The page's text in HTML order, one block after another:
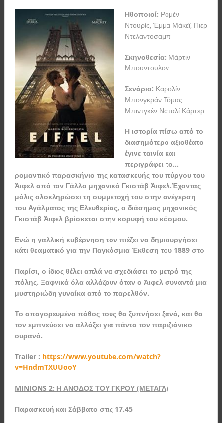
Ηθοποιοί: Ρομέν
Ντουρίς, Έμμα Μάκεϊ, Πιερ
Ντελαντοσαμπ
Σκηνοθεσία: Μάρτιν
Μπουντουλον
Σενάριο: Καρολίν
Μπονγκράν Τόμας
Μπιντγκέν Ναταλί Κάρτερ
Η ιστορία πίσω από το
διασημότερο αξιοθέατο
έγινε ταινία και
περιγράφει το…
ρομαντικό παρασκήνιο της κατασκευής του πύργου του
Άιφελ από τον Γάλλο μηχανικό Γκιστάβ Άιφελ.Έχοντας
μόλις ολοκληρώσει τη συμμετοχή του στην ανέγερση
του Αγάλματος της Ελευθερίας, ο διάσημος μηχανικός
Γκιστάβ Άιφελ βρίσκεται στην κορυφή του κόσμου.
Ενώ η γαλλική κυβέρνηση τον πιέζει να δημιουργήσει
κάτι θεαματικό για την Παγκόσμια Έκθεση του 1889 στο
Παρίσι, ο ίδιος θέλει απλά να σχεδιάσει το μετρό της
πόλης. Ξαφνικά όλα αλλάζουν όταν ο Άιφελ συναντά μια
μυστηριώδη γυναίκα από το παρελθόν.
Το απαγορευμένο πάθος τους θα ξυπνήσει ξανά, και θα
τον εμπνεύσει να αλλάξει για πάντα τον παριζιάνικο
ουρανό.
Trailer : https://www.youtube.com/watch?
v=HndmTXUUooY
MINIONS 2: Η ΑΝΟΔΟΣ ΤΟΥ ΓΚΡΟΥ (ΜΕΤΑΓΛ)
Παρασκευή και Σάββατο στις 17.45